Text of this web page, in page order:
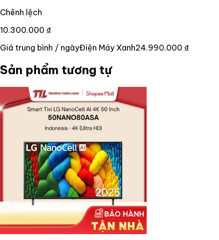
Chênh lệch
10.300.000 ₫
Giá trung bình / ngàyĐiện Máy Xanh24.990.000 ₫
Sản phẩm tương tự